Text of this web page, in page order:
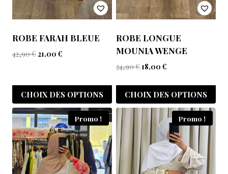
ROBE FARAH BLEUE
42,90€21,00 €
CHOIX DES OPTIONS
ROBE LONGUE
MOUNIA WENGE
24,90€18,00 €
CHOIX DES OPTIONS
Promo ! Promo !